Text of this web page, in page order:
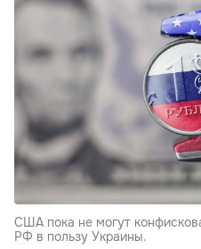
США пока не могут
РФ в пользу Украины.